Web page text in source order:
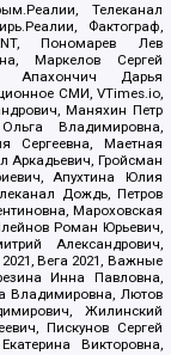
Телеканал
Фактограф,
Пономарев Лев
Маркелов Сергей
Апахончич Дарья
СМИ, VTimes.io,
Маняхин Петр
Владимировна,
Сергеевна, Маетная
Аркадьевич, Гройсман
Апухтина Юлия
Дождь, Петров
Мароховская
Роман Юрьевич,
Александрович,
Вега 2021, Важные
Инна Павловна,
Владимировна, Лютов
Жилинский
Пискунов Сергей
Викторовна,